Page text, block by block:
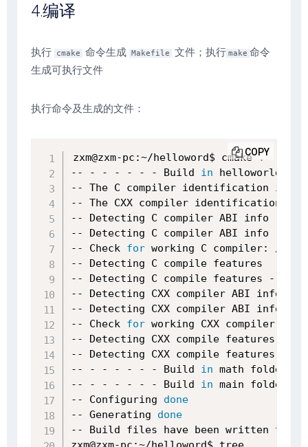
4.编译
执行 cmake 命令生成 Makefile 文件；执行 make 命令
生成可执行文件
执行命令及生成的文件：
zxm@zxm-pc:~/helloword$ cmake .
-- - - - - - - Build in helloworld
-- The C compiler identification is
-- The CXX compiler identification is
-- Detecting C compiler ABI info
-- Detecting C compiler ABI info -
-- Check for working C compiler: /
-- Detecting C compile features
-- Detecting C compile features -
-- Detecting CXX compiler ABI info
-- Detecting CXX compiler ABI info -
-- Check for working CXX compiler: /
-- Detecting CXX compile features
-- Detecting CXX compile features -
-- - - - - - - Build in math folder
-- - - - - - - Build in main folder
-- Configuring done
-- Generating done
-- Build files have been written to: /
COPY